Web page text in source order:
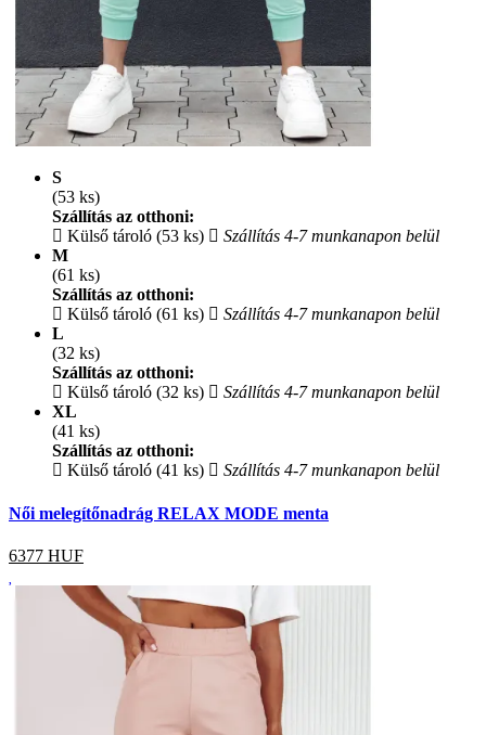
S
(53 ks)
Szállítás az otthoni:
Külső tároló (53 ks)
Szállítás 4-7 munkanapon belül
M
(61 ks)
Szállítás az otthoni:
Külső tároló (61 ks)
Szállítás 4-7 munkanapon belül
L
(32 ks)
Szállítás az otthoni:
Külső tároló (32 ks)
Szállítás 4-7 munkanapon belül
XL
(41 ks)
Szállítás az otthoni:
Külső tároló (41 ks)
Szállítás 4-7 munkanapon belül
Női melegítőnadrág RELAX MODE menta
6377 HUF